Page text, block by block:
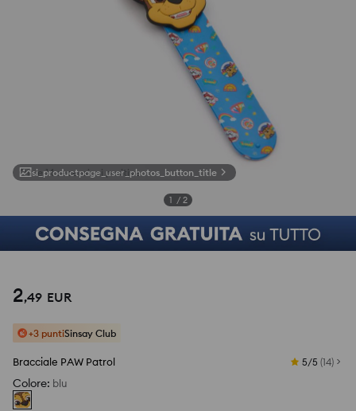
si_productpage_user_photos_button_title
1 / 2
2,49 EUR
+3 puntiSinsay Club
Bracciale PAW Patrol 5/5 (14)
Colore: blu